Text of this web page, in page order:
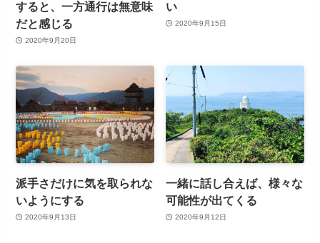
すると、一方通行は無意味
だと感じる
2020年9月20日
い
2020年9月15日
派手さだけに気を取られな
いようにする
2020年9月13日
一緒に話し合えば、様々な
可能性が出てくる
2020年9月12日